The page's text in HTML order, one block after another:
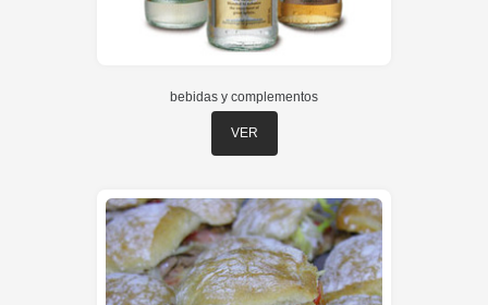
bebidas y complementos
VER